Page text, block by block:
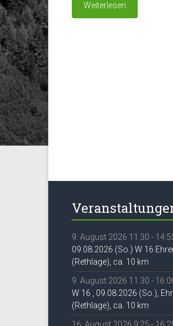
Weiterlesen
9. August 2026 11:30 -
09.08.2026 (So.) W 16
(Rethlage), ca. 10 km
9. August 2026 11:30 -
W 16 , 09.08.2026 (So.),
(Rethlage), ca. 10 km